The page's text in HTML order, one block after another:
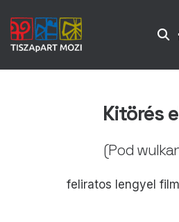
Kitörés
(Pod
feliratos lengyel